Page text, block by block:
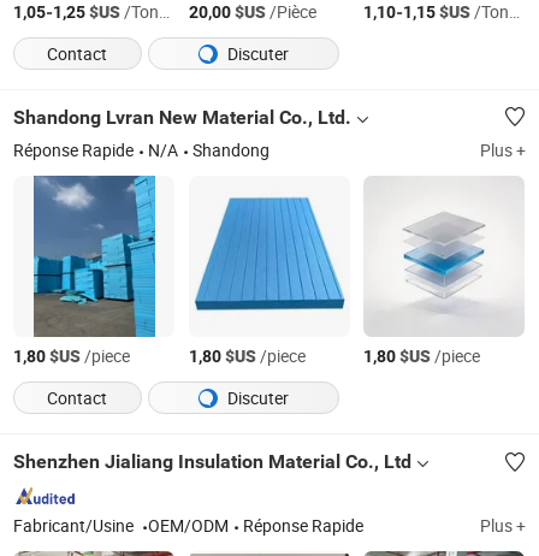
1,05-1,25$US/Tonne 20,00$US/Pièce 1,10-1,15$US/Tonne
Contact
Discuter
Shandong Lvran New Material Co., Ltd.
Réponse Rapide N/A Shandong Plus +
1,80$US/piece 1,80$US/piece 1,80$US/piece
Contact
Discuter
Shenzhen Jialiang Insulation Material Co., Ltd
Fabricant/Usine OEM/ODM Réponse Rapide Plus +